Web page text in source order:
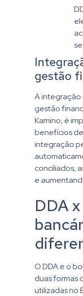
gestão
A integração
gestão
Kamino, é
benefícios
integração
conciliados,
e
DDA
O DDA e o
duas formas
utilizadas no